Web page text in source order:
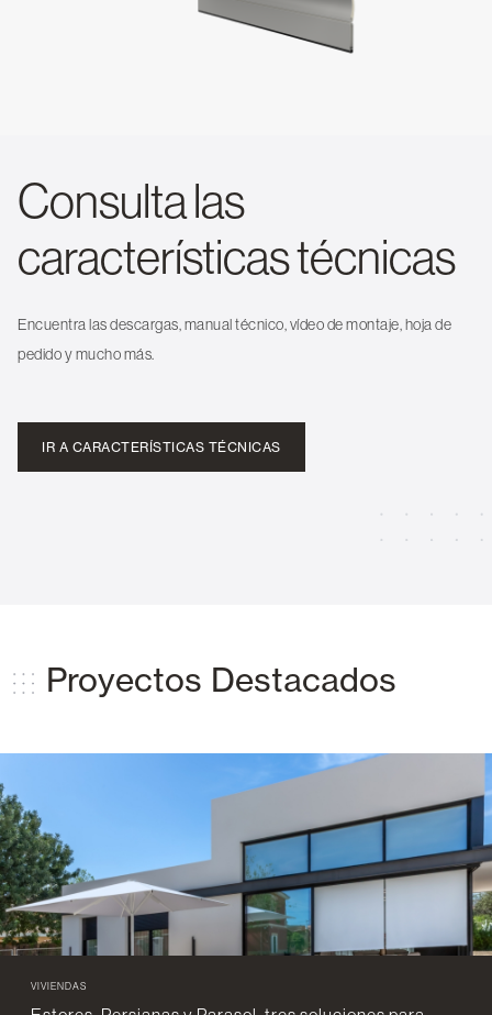
Consulta las
características técnicas
Encuentra las descargas, manual técnico, vídeo de montaje, hoja de
pedido y mucho más.
IR A CARACTERÍSTICAS TÉCNICAS
Proyectos Destacados
VIVIENDAS